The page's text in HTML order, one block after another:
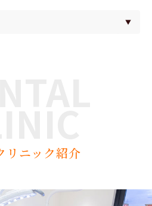
リニック紹介